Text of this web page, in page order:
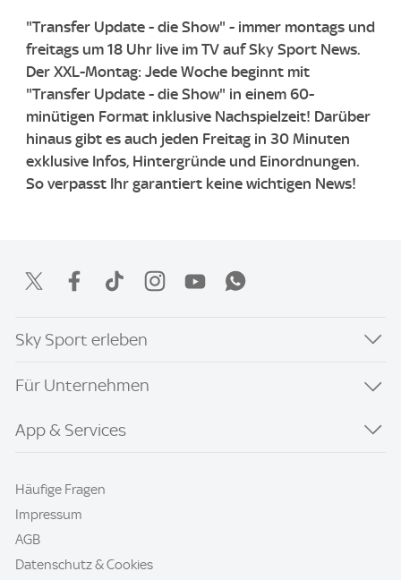
"Transfer Update - die Show" - immer montags und
freitags um 18 Uhr live im TV auf Sky Sport News.
Der XXL-Montag: Jede Woche beginnt mit
"Transfer Update - die Show" in einem 60-
minütigen Format inklusive Nachspielzeit! Darüber
hinaus gibt es auch jeden Freitag in 30 Minuten
exklusive Infos, Hintergründe und Einordnungen.
So verpasst Ihr garantiert keine wichtigen News!
Sky Sport erleben
Für Unternehmen
App & Services
Häufige Fragen
Impressum
AGB
Datenschutz & Cookies